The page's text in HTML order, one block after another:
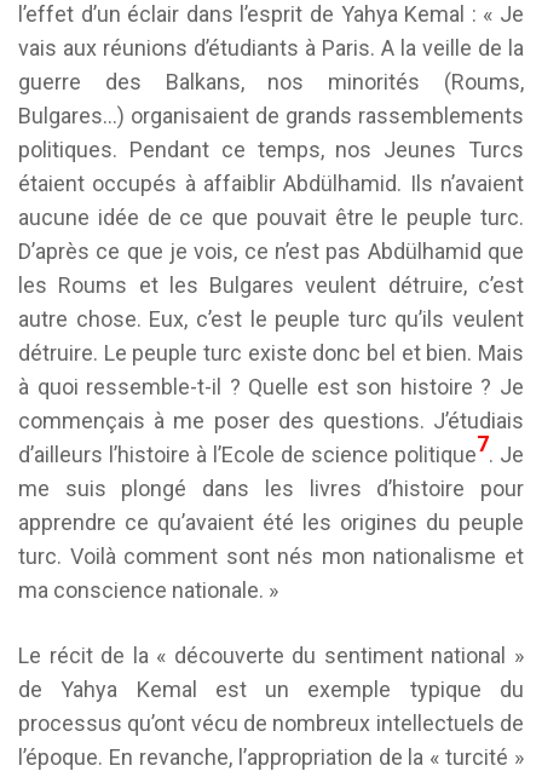
l’effet d’un éclair dans l’esprit de Yahya Kemal : « Je
vais aux réunions d’étudiants à Paris. A la veille de la
guerre des Balkans, nos minorités (Roums,
Bulgares…) organisaient de grands rassemblements
politiques. Pendant ce temps, nos Jeunes Turcs
étaient occupés à affaiblir Abdülhamid. Ils n’avaient
aucune idée de ce que pouvait être le peuple turc.
D’après ce que je vois, ce n’est pas Abdülhamid que
les Roums et les Bulgares veulent détruire, c’est
autre chose. Eux, c’est le peuple turc qu’ils veulent
détruire. Le peuple turc existe donc bel et bien. Mais
à quoi ressemble-t-il ? Quelle est son histoire ? Je
commençais à me poser des questions. J’étudiais
d’ailleurs l’histoire à l’Ecole de science politique7. Je
me suis plongé dans les livres d’histoire pour
apprendre ce qu’avaient été les origines du peuple
turc. Voilà comment sont nés mon nationalisme et
ma conscience nationale. »
Le récit de la « découverte du sentiment national »
de Yahya Kemal est un exemple typique du
processus qu’ont vécu de nombreux intellectuels de
l’époque. En revanche, l’appropriation de la « turcité »